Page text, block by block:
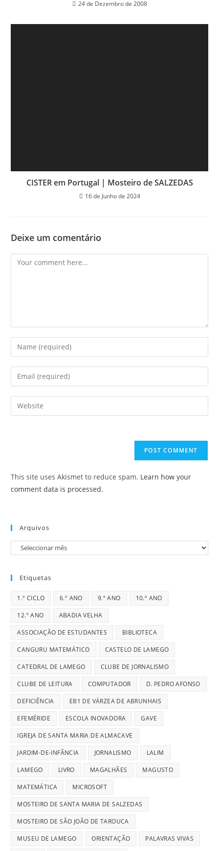
24 de Dezembro de 2008
CISTER em Portugal | Mosteiro de SALZEDAS
16 de Junho de 2024
Deixe um comentário
Comment
Enter
your
name
comment
Enter
your
email
address
Enter
your
This site uses Akismet to reduce spam. Learn how your
comment data is processed.
Arquivos
Arquivos
Etiquetas
1.º CICLO 6.º ANO 9.º ANO 10.º ANO
12.º ANO ABADIA VELHA
ASSOCIAÇÃO DE ESTUDANTES BIBLIOTECA
CANGURU MATEMÁTICO CASTELO DE LAMEGO
CATEDRAL DE LAMEGO CLUBE DE JORNALISMO
CLUBE DE LEITURA COMPUTADOR D. PEDRO AFONSO
DEFICIÊNCIA EB1 DE VÁRZEA DE ABRUNHAIS
EFEMÉRIDE ESCOLA INOVADORA GAVE
IGREJA DE SANTA MARIA DE ALMACAVE
JARDIM-DE-INFÂNCIA JORNALISMO LALIM
LAMEGO LIVRO MAGALHÃES MAGUSTO
MATEMÁTICA MICROSOFT
MOSTEIRO DE SANTA MARIA DE SALZEDAS
MOSTEIRO DE SÃO JOÃO DE TAROUCA
MUSEU DE LAMEGO ORIENTAÇÃO PALAVRAS VIVAS